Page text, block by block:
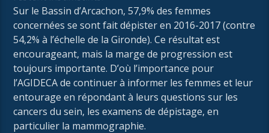
Sur le Bassin d’Arcachon, 57,9% des femmes
concernées se sont fait dépister en 2016-2017 (contre
54,2% à l’échelle de la Gironde). Ce résultat est
encourageant, mais la marge de progression est
toujours importante. D’où l’importance pour
l’AGIDECA de continuer à informer les femmes et leur
entourage en répondant à leurs questions sur les
cancers du sein, les examens de dépistage, en
particulier la mammographie.